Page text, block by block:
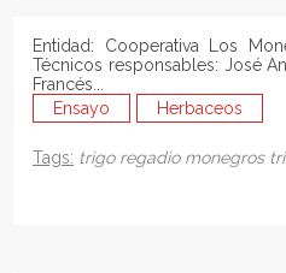
Entidad: Cooperativa Los
Técnicos responsables: José
Francés...
Ensayo
Herbaceos
Tags: trigo regadio monegros